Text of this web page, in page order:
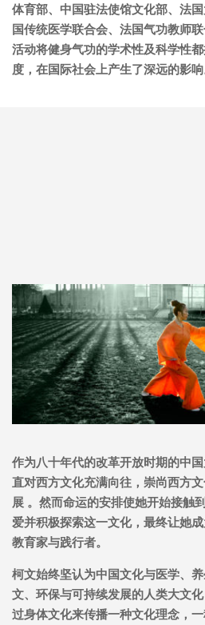
体育部、中国驻法使馆文化部、法
国传统医学联合会、法国气功教师
活动将健身气功的学术性及科学性
度，在国际社会上产生了深远的影响
作为八十年代的改革开放时期的中
直对西方文化充满向往，崇尚西方
展 。然而命运的安排使她开始接触
爱并积极探索这一文化，最终让她
教育家与践行者。
柯文始终坚认为中国文化与医学、
文、环保与可持续发展的人类大文
过身体文化来传播一种文化理念，